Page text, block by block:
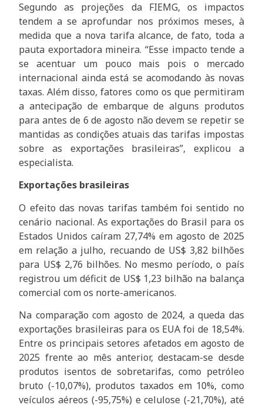
Segundo as projeções da FIEMG, os impactos
tendem a se aprofundar nos próximos meses, à
medida que a nova tarifa alcance, de fato, toda a
pauta exportadora mineira. “Esse impacto tende a
se acentuar um pouco mais pois o mercado
internacional ainda está se acomodando às novas
taxas. Além disso, fatores como os que permitiram
a antecipação de embarque de alguns produtos
para antes de 6 de agosto não devem se repetir se
mantidas as condições atuais das tarifas impostas
sobre as exportações brasileiras”, explicou a
especialista.
Exportações brasileiras
O efeito das novas tarifas também foi sentido no
cenário nacional. As exportações do Brasil para os
Estados Unidos caíram 27,74% em agosto de 2025
em relação a julho, recuando de US$ 3,82 bilhões
para US$ 2,76 bilhões. No mesmo período, o país
registrou um déficit de US$ 1,23 bilhão na balança
comercial com os norte-americanos.
Na comparação com agosto de 2024, a queda das
exportações brasileiras para os EUA foi de 18,54%.
Entre os principais setores afetados em agosto de
2025 frente ao mês anterior, destacam-se desde
produtos isentos de sobretarifas, como petróleo
bruto (-10,07%), produtos taxados em 10%, como
veículos aéreos (-95,75%) e celulose (-21,70%), até